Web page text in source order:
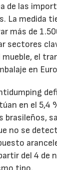
de las
La medida
más de
sectores
el
en
en el 5,4
brasileños,
no se
del 4 de